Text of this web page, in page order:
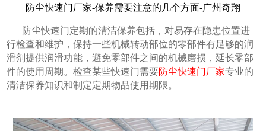
防尘快速门厂家-保养需要注意的几个方面-广州奇翔
防尘快速门定期的清洁保养包括，对易存在隐患位置进
行检查和维护，保持一些机械转动部位的零部件有足够的润
滑剂提供润滑功能，避免零部件之间的机械磨损，延长零部
件的使用周期。检查某些快速门需要防尘快速门厂家专业的
清洁保养知识和制定定期物品使用期限。